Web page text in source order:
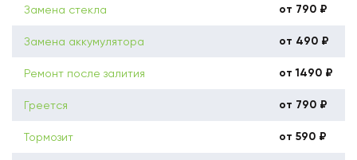
Замена стекла от 790 ₽
Замена аккумулятора от 490 ₽
Ремонт после залития от 1490 ₽
Греется от 790 ₽
Тормозит от 590 ₽